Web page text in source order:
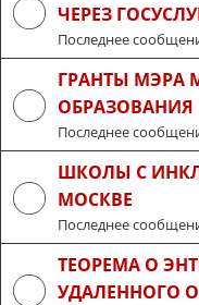
ЧЕРЕЗ
Последнее
ГРАНТЫ МЭРА
ОБРАЗОВАНИЯ
Последнее
ШКОЛЫ С
МОСКВЕ
Последнее
ТЕОРЕМА О
УДАЛЕННОГО